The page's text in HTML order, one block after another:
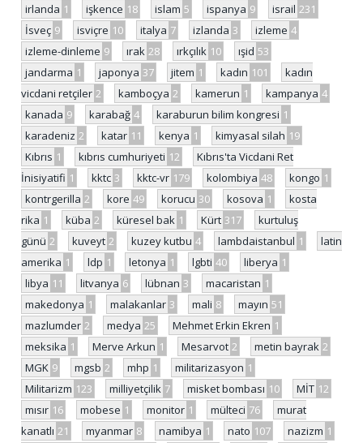
irlanda 1 işkence 18 islam 5 ispanya 9 israil 231
İsveç 9 isviçre 10 italya 7 izlanda 3 izleme 4
izleme-dinleme 9 ırak 28 ırkçılık 10 ışid 53
jandarma 1 japonya 37 jitem 1 kadın 101
kadın
vicdani retçiler 2 kamboçya 2 kamerun 1 kampanya 4
kanada 9 karabağ 4 karaburun bilim kongresi 1
karadeniz 2 katar 11 kenya 1 kimyasal silah 19
Kıbrıs 1 kıbrıs cumhuriyeti 12
Kıbrıs'ta Vicdani Ret
İnisiyatifi 1 kktc 3 kktc-vr 179 kolombiya 48 kongo 1
kontrgerilla 2 kore 49 korucu 30 kosova 1
kosta
rika 1 küba 2 küresel bak 1 Kürt 317
kurtuluş
günü 2 kuveyt 2 kuzey kutbu 4 lambdaistanbul 1
latin
amerika 1 ldp 1 letonya 1 lgbti 40 liberya 1
libya 11 litvanya 6 lübnan 3 macaristan 1
makedonya 1 malakanlar 3 mali 8 mayın 51
mazlumder 2 medya 25 Mehmet Erkin Ekren 1
meksika 1 Merve Arkun 1 Mesarvot 2 metin bayrak 2
MGK 9 mgsb 2 mhp 1 militarizasyon 1
Militarizm 123 milliyetçilik 7 misket bombası 10 MİT 12
mısır 16 mobese 1 monitor 1 mülteci 76
murat
kanatlı 21 myanmar 8 namibya 1 nato 107 nazizm 1